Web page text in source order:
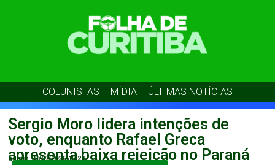
COLUNISTAS MÍDIA ÚLTIMAS NOTÍCIAS
Sergio Moro lidera intenções de
voto, enquanto Rafael Greca
apresenta baixa rejeição no Paraná
admin 03/07/2026 15:24